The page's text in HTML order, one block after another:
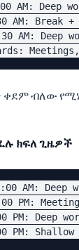
AM: Deep
AM: Break
AM: Deep
ብለው
ክፍለ ጊዜዎች
AM: Deep
PM:
PM: Deep